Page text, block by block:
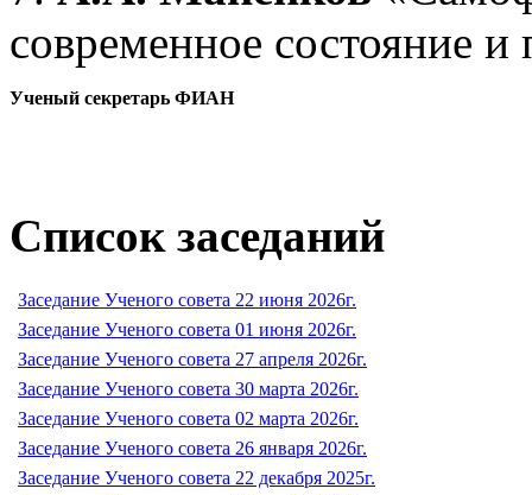
современное состояние и
Ученый секретарь ФИАН
Список заседаний
Заседание Ученого совета 22 июня 2026г.
Заседание Ученого совета 01 июня 2026г.
Заседание Ученого совета 27 апреля 2026г.
Заседание Ученого совета 30 марта 2026г.
Заседание Ученого совета 02 марта 2026г.
Заседание Ученого совета 26 января 2026г.
Заседание Ученого совета 22 декабря 2025г.